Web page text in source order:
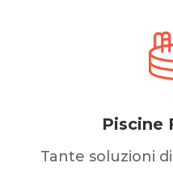
Piscine
Tante soluzioni